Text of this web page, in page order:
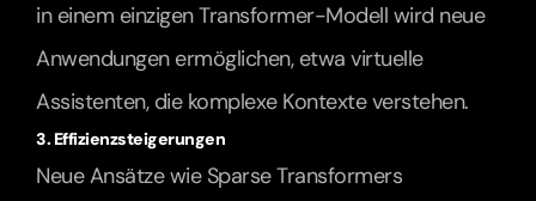
in einem einzigen Transformer-Modell wird neue
Anwendungen ermöglichen, etwa virtuelle
Assistenten, die komplexe Kontexte verstehen.
3. Effizienzsteigerungen
Neue Ansätze wie Sparse Transformers